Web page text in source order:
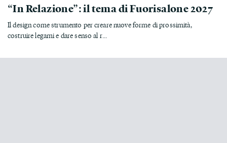
“In Relazione”: il tema di Fuorisalone 2027
Il design come strumento per creare nuove forme di prossimità,
costruire legami e dare senso al r...